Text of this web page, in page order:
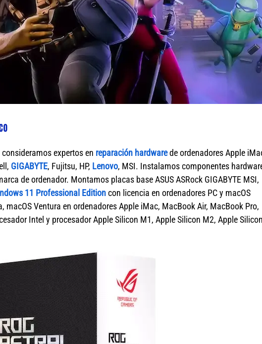
expertos en reparación hardwarede ordenadores Apple
GIGABYTE, Fujitsu, HP, Lenovo, MSI. Instalamos componentes
de ordenador. Montamos placas base ASUS ASRock GIGABYTE MSI,
11 Professional Editioncon licencia en ordenadores PC y macOS
macOS Ventura en ordenadores Apple iMac, MacBook Air, MacBook Pro,
Intel y procesador Apple Silicon M1, Apple Silicon M2, Apple